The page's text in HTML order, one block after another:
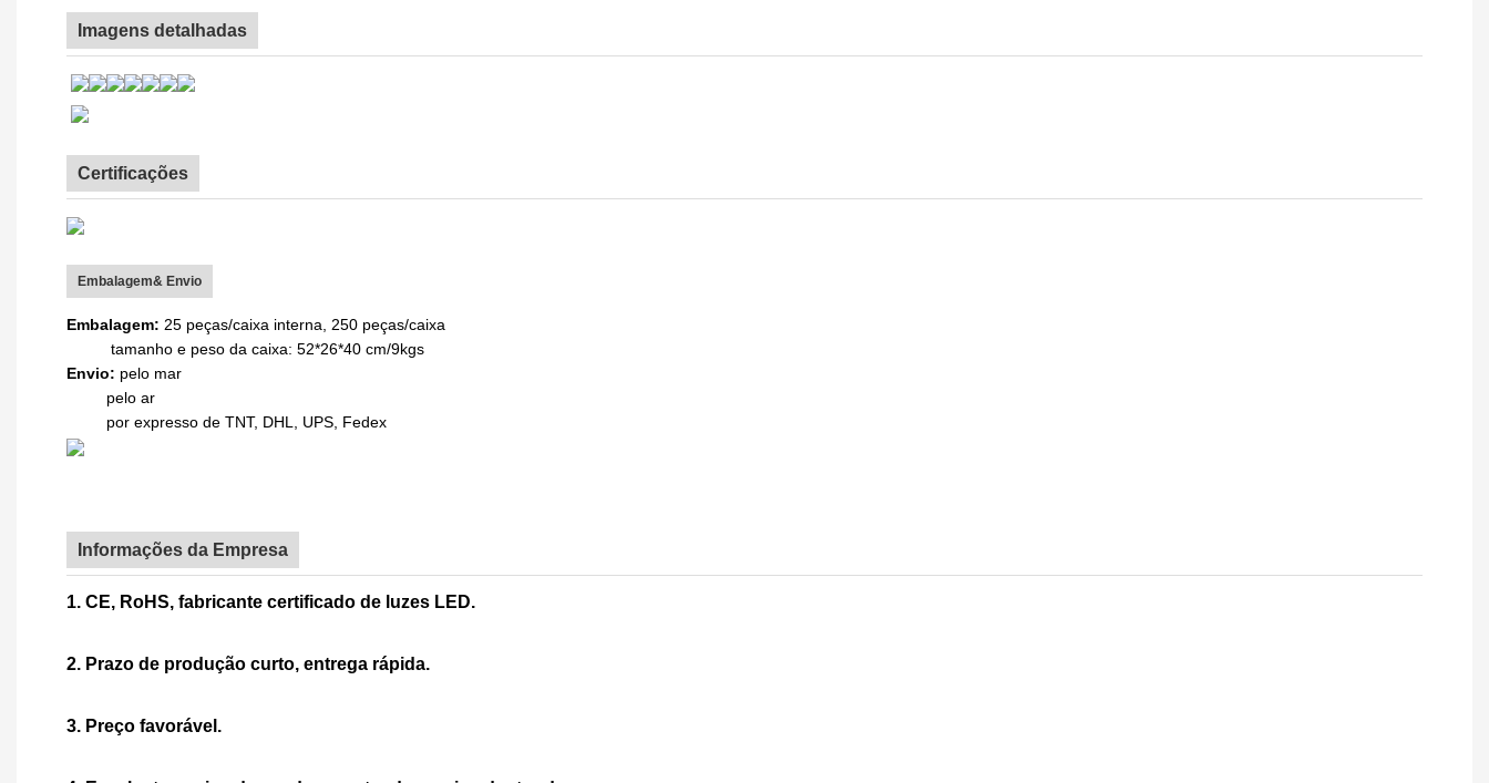
Imagens detalhadas
Certificações
Embalagem& Envio
Embalagem: 25 peças/caixa interna, 250 peças/caixa
tamanho e peso da caixa: 52*26*40 cm/9kgs
Envio: pelo mar
pelo ar
por expresso de TNT, DHL, UPS, Fedex
Informações da Empresa
1. CE, RoHS, fabricante certificado de luzes LED.
2. Prazo de produção curto, entrega rápida.
3. Preço favorável.